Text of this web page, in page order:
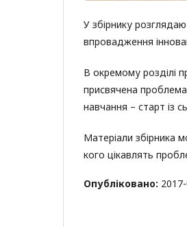
У збірнику
впровадження
В окремому розділі
присвячена
навчання – старт із
Матеріали збірника
кого цікавлять
Опубліковано: